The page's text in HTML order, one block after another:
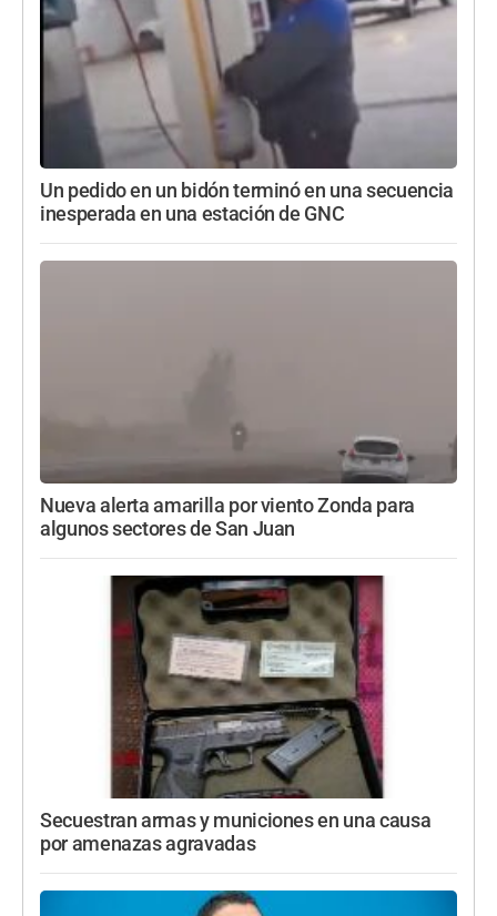
Un pedido en un bidón terminó en una secuencia
inesperada en una estación de GNC
Nueva alerta amarilla por viento Zonda para
algunos sectores de San Juan
Secuestran armas y municiones en una causa
por amenazas agravadas